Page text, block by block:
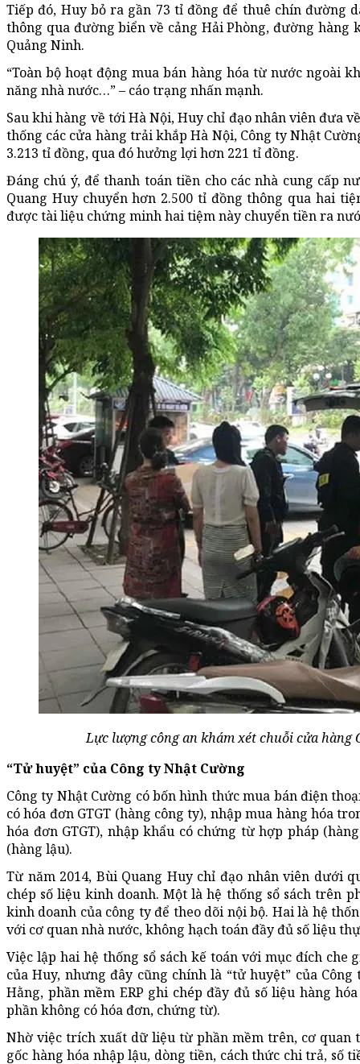
Tiếp đó, Huy bỏ ra gần 73 tỉ đồng để thuê chín đường
thông qua đường biển về cảng Hải Phòng, đường hàng
Quảng Ninh.
“Toàn bộ hoạt động mua bán hàng hóa từ nước ngoài
năng nhà nước…” – cáo trạng nhấn mạnh.
Sau khi hàng về tới Hà Nội, Huy chỉ đạo nhân viên đưa
thống các cửa hàng trải khắp Hà Nội, Công ty Nhật
3.213 tỉ đồng, qua đó hưởng lợi hơn 221 tỉ đồng.
Đáng chú ý, để thanh toán tiền cho các nhà cung cấp
Quang Huy chuyển hơn 2.500 tỉ đồng thông qua hai
được tài liệu chứng minh hai tiệm này chuyển tiền ra
Lực lượng công an khám xét chuỗi cửa hàng
“Tử huyệt” của Công ty Nhật Cường
Công ty Nhật Cường có bốn hình thức mua bán điện
có hóa đơn GTGT (hàng công ty), nhập mua hàng hóa
hóa đơn GTGT), nhập khẩu có chứng từ hợp pháp
(hàng lậu).
Từ năm 2014, Bùi Quang Huy chỉ đạo nhân viên dưới
chép số liệu kinh doanh. Một là hệ thống sổ sách trên
kinh doanh của công ty để theo dõi nội bộ. Hai là hệ
với cơ quan nhà nước, không hạch toán đầy đủ số liệu
Việc lập hai hệ thống sổ sách kế toán với mục đích che
của Huy, nhưng đây cũng chính là “tử huyệt” của
Hằng, phần mềm ERP ghi chép đầy đủ số liệu hàng
phần không có hóa đơn, chứng từ).
Nhờ việc trích xuất dữ liệu từ phần mềm trên, cơ
gốc hàng hóa nhập lậu, dòng tiền, cách thức chi trả,